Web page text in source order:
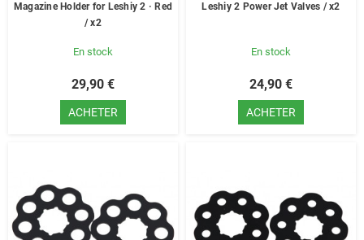
Magazine Holder for Leshiy 2 · Red
/ x2
En stock
29,90 €
ACHETER
Leshiy 2 Power Jet Valves / x2
En stock
24,90 €
ACHETER